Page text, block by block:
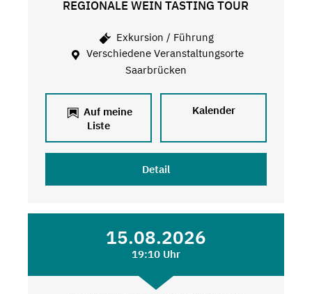
REGIONALE WEIN TASTING TOUR
Exkursion / Führung
Verschiedene Veranstaltungsorte
Saarbrücken
Auf meine
Liste
Kalender
Detail
15.08.2026
19:10 Uhr